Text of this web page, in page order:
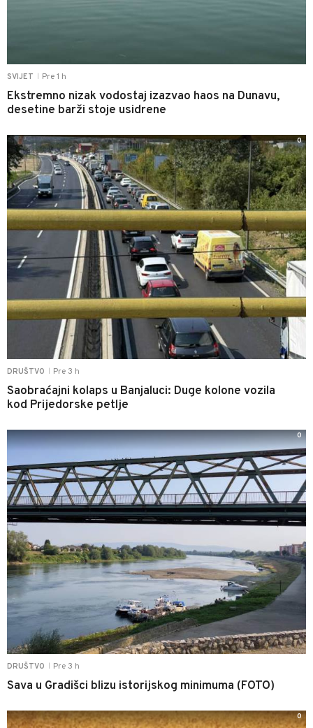
SVIJET Pre 1 h
Ekstremno nizak vodostaj izazvao haos na Dunavu,
desetine barži stoje usidrene
DRUŠTVO Pre 3 h
Saobraćajni kolaps u Banjaluci: Duge kolone vozila
kod Prijedorske petlje
0
DRUŠTVO Pre 3 h
Sava u Gradišci blizu istorijskog minimuma (FOTO)
0
0